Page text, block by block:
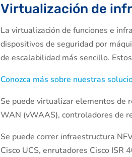
Virtualización de
La virtualización de funciones e
dispositivos de seguridad por
de escalabilidad más sencillo.
Conozca más sobre nuestras
Se puede virtualizar elementos de
WAN (vWAAS), controladores de
Se puede correr infraestructura
Cisco UCS, enrutadores Cisco ISR